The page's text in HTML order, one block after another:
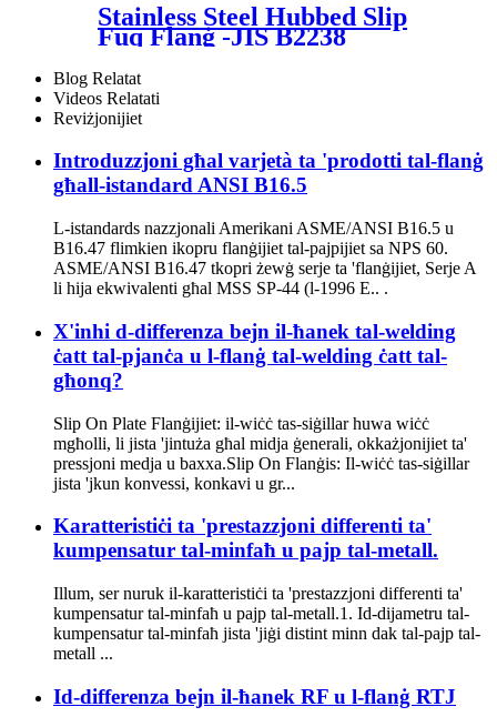
Stainless Steel Hubbed Slip
Fuq Flanġ -JIS B2238
Blog Relatat
Videos Relatati
Reviżjonijiet
Introduzzjoni għal varjetà ta 'prodotti tal-flanġ
għall-istandard ANSI B16.5
L-istandards nazzjonali Amerikani ASME/ANSI B16.5 u
B16.47 flimkien ikopru flanġijiet tal-pajpijiet sa NPS 60.
ASME/ANSI B16.47 tkopri żewġ serje ta 'flanġijiet, Serje A
li hija ekwivalenti għal MSS SP-44 (l-1996 E.. .
X'inhi d-differenza bejn il-ħanek tal-welding
ċatt tal-pjanċa u l-flanġ tal-welding ċatt tal-
għonq?
Slip On Plate Flanġijiet: il-wiċċ tas-siġillar huwa wiċċ
mgħolli, li jista 'jintuża għal midja ġenerali, okkażjonijiet ta'
pressjoni medja u baxxa.Slip On Flanġis: Il-wiċċ tas-siġillar
jista 'jkun konvessi, konkavi u gr...
Karatteristiċi ta 'prestazzjoni differenti ta'
kumpensatur tal-minfaħ u pajp tal-metall.
Illum, ser nuruk il-karatteristiċi ta 'prestazzjoni differenti ta'
kumpensatur tal-minfaħ u pajp tal-metall.1. Id-dijametru tal-
kumpensatur tal-minfaħ jista 'jiġi distint minn dak tal-pajp tal-
metall ...
Id-differenza bejn il-ħanek RF u l-flanġ RTJ